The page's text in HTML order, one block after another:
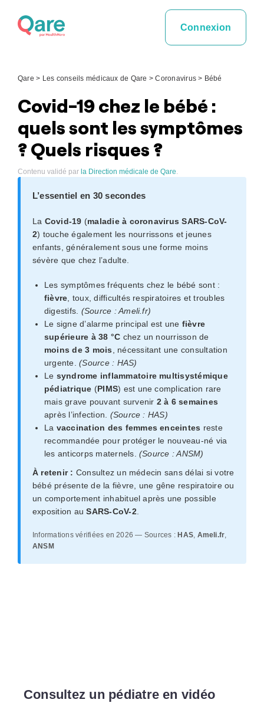
Connexion
Qare > Les conseils médicaux de Qare >Coronavirus > Bébé
Covid-19 chez le bébé :
quels sont les symptômes
? Quels risques ?
Contenu validé par la Direction médicale de Qare.
L’essentiel en 30 secondes
La Covid-19 (maladie à coronavirus SARS-CoV-
2) touche également les nourrissons et jeunes
enfants, généralement sous une forme moins
sévère que chez l’adulte.
Les symptômes fréquents chez le bébé sont :
fièvre , toux, difficultés respiratoires et troubles
digestifs. (Source : Ameli.fr)
Le signe d’alarme principal est une fièvre
supérieure à 38 °C chez un nourrisson de
moins de 3 mois , nécessitant une consultation
urgente.(Source : HAS)
Le syndrome inflammatoire multisystémique
pédiatrique (PIMS) est une complication rare
mais grave pouvant survenir 2 à 6 semaines
après l’infection. (Source : HAS)
La vaccination des femmes enceintes reste
recommandée pour protéger le nouveau-né via
les anticorps maternels. (Source : ANSM)
À retenir : Consultez un médecin sans délai si votre
bébé présente de la fièvre, une gêne respiratoire ou
un comportement inhabituel après une possible
exposition auSARS-CoV-2.
Informations vérifiées en 2026 — Sources : HAS, Ameli.fr,
ANSM
Consultez un pédiatre en vidéo